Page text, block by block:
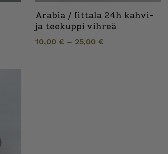
Arabia / Iittala 24h kahvi-
ja teekuppi vihreä
10,00€ – 25,00€